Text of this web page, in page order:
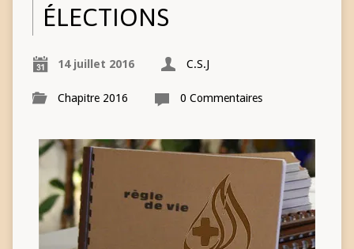
ÉLECTIONS
14 juillet 2016 C.S.J
Chapitre 2016 0 Commentaires